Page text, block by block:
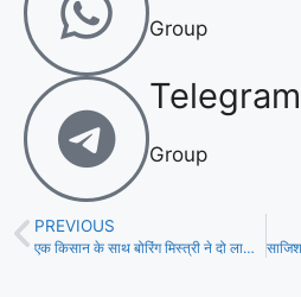
Group
Telegram
Group
PREVIOUS
एक किसान के साथ बोरिंग मिस्त्री ने दो लाख दस हजार रुपये की ठगी!